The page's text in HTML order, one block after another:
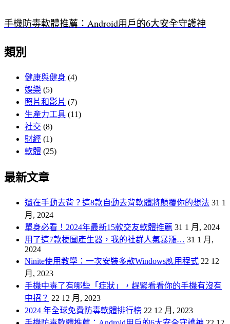
手機防毒軟體推薦：Android用戶的6大安全守護神
類別
健康與健身 (4)
娛樂 (5)
照片和影片 (7)
生產力工具 (11)
社交 (8)
財經 (1)
軟體 (25)
最新文章
還在手動去背？這8款自動去背軟體將顛覆你的想法 31 1
月, 2024
單身必看！2024年最新15款交友軟體推薦 31 1 月, 2024
用了這7款梗圖產生器，我的社群人氣暴漲… 31 1 月,
2024
Ninite使用教學：一次安裝多款Windows應用程式 22 12
月, 2023
手機中毒了有哪些「症狀」，趕緊看看你的手機有沒有
中招？ 22 12 月, 2023
2024 年全球免費防毒軟體排行榜 22 12 月, 2023